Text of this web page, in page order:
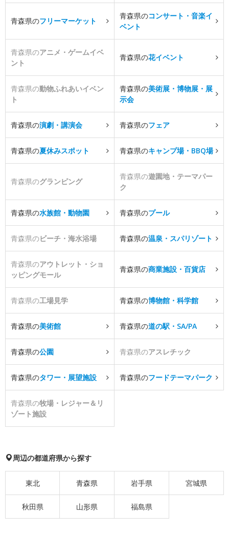
青森県のフリーマーケット
青森県のコンサート・音楽イ
ベント
青森県のアニメ・ゲームイベ
ント
青森県の花イベント
青森県の動物ふれあいイベン
ト
青森県の美術展・博物展・展
示会
青森県の演劇・講演会 青森県のフェア
青森県の夏休みスポット 青森県のキャンプ場・BBQ場
青森県のグランピング
青森県の遊園地・テーマパー
ク
青森県の水族館・動物園 青森県のプール
青森県のビーチ・海水浴場 青森県の温泉・スパリゾート
青森県のアウトレット・ショ
ッピングモール
青森県の商業施設・百貨店
青森県の工場見学 青森県の博物館・科学館
青森県の美術館 青森県の道の駅・SA/PA
青森県の公園 青森県のアスレチック
青森県のタワー・展望施設 青森県のフードテーマパーク
青森県の牧場・レジャー＆リ
ゾート施設
周辺の都道府県から探す
東北 青森県 岩手県 宮城県
秋田県 山形県 福島県